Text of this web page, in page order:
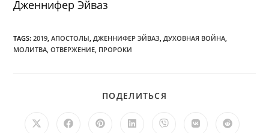
Дженнифер Эйваз
TAGS:2019, АПОСТОЛЫ, ДЖЕННИФЕР ЭЙВАЗ, ДУХОВНАЯ ВОЙНА,
МОЛИТВА, ОТВЕРЖЕНИЕ, ПРОРОКИ
ПОДЕЛИТЬСЯ
Открывается
Открывается
Открывается
Открывается
Открывается
Открывается